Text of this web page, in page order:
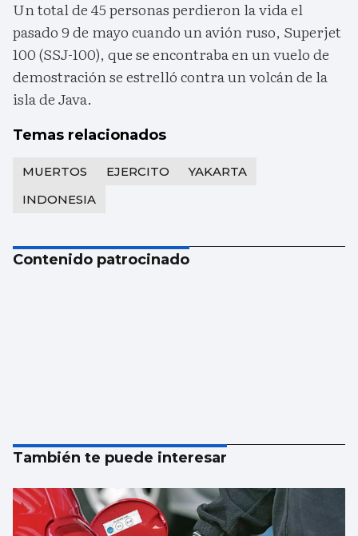
Un total de 45 personas perdieron la vida el
pasado 9 de mayo cuando un avión ruso, Superjet
100 (SSJ-100), que se encontraba en un vuelo de
demostración se estrelló contra un volcán de la
isla de Java.
Temas relacionados
MUERTOS EJERCITO
YAKARTA
INDONESIA
Contenido patrocinado
También te puede interesar